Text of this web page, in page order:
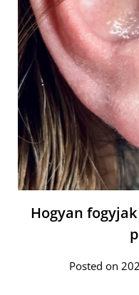
Hogyan
Posted on